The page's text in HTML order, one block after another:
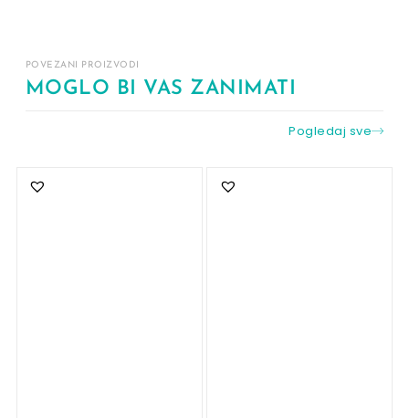
POVEZANI PROIZVODI
MOGLO BI VAS ZANIMATI
Pogledaj sve